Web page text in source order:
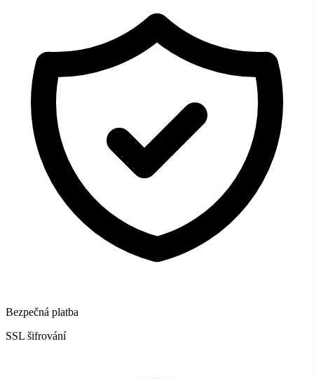
Bezpečná platba
SSL šifrování